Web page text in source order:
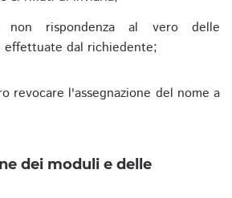
non rispondenza al vero delle
effettuate dal richiedente;
revocare l'assegnazione del nome a
dei moduli e delle